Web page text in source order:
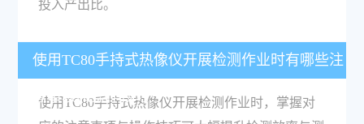
投入产出比。
使用TC80手持式热像仪开展检测作业时有哪些注
意事项和操作技巧？
使用TC80手持式热像仪开展检测作业时，掌握对